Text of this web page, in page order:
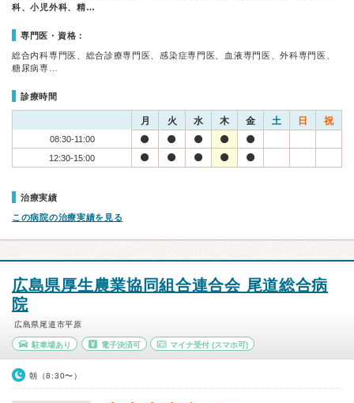
科、小児外科、精…
専門医・資格：
総合内科専門医、総合診療専門医、感染症専門医、血液専門医、外科専門医、
糖尿病専…
診療時間
月 火 水 木 金 土 日 祝
08:30-11:00
12:30-15:00
治療実績
この病院の治療実績を見る
広島県厚生農業協同組合連合会 尾道総合病
院
広島県尾道市平原
駐車場あり 電子決済可 マイナ受付 (スマホ可)
朝（8:30〜）